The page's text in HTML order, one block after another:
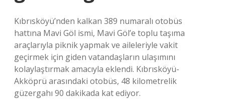
Kıbrısköyü’nden kalkan 389 numaralı otobüs
hattına Mavi Göl ismi, Mavi Göl’e toplu taşıma
araçlarıyla piknik yapmak ve aileleriyle vakit
geçirmek için giden vatandaşların ulaşımını
kolaylaştırmak amacıyla eklendi. Kıbrısköyü-
Akköprü arasındaki otobüs, 48 ​​kilometrelik
güzergahı 90 dakikada kat ediyor.